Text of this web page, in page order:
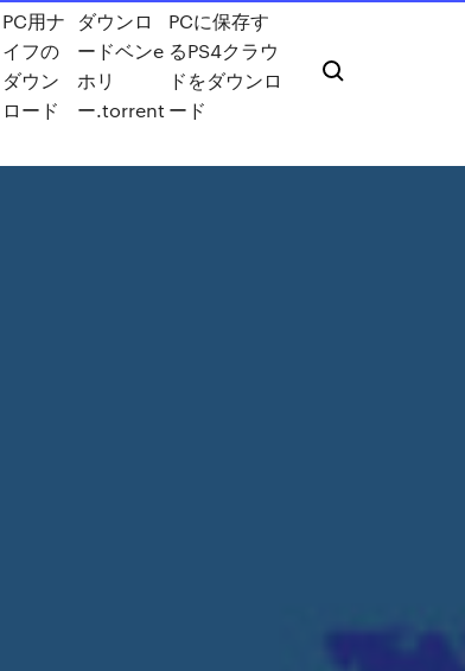
PC用ナ
イフの
ダウン
ロード
ダウンロ
ードベンe
ホリ
ー.torrent
PCに保存す
るPS4クラウ
ドをダウンロ
ード